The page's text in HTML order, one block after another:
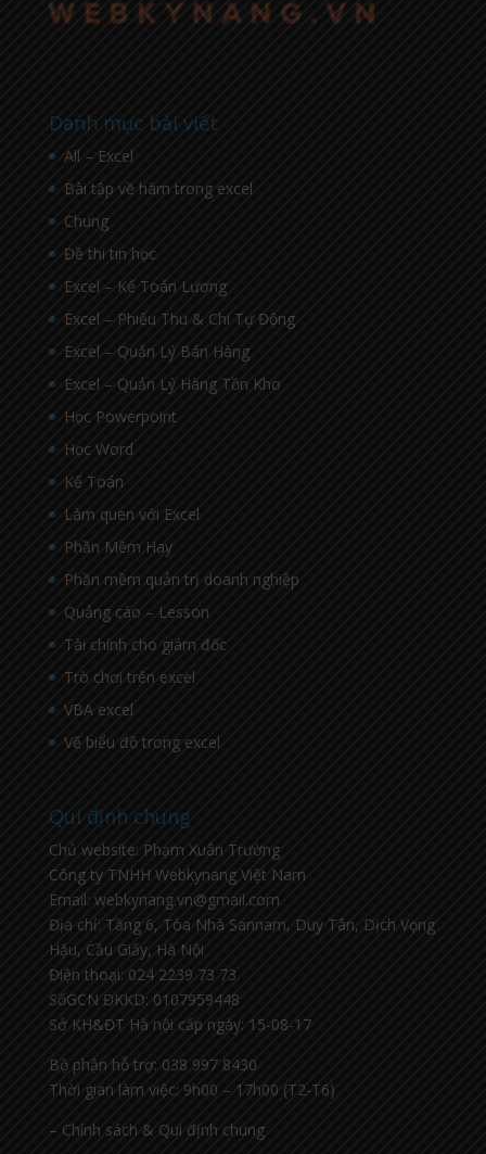
Danh mục bài viết
All – Excel
Bài tập về hàm trong excel
Chung
Đề thi tin học
Excel – Kế Toán Lương
Excel – Phiếu Thu & Chi Tự Động
Excel – Quản Lý Bán Hàng
Excel – Quản Lý Hàng Tồn Kho
Học Powerpoint
Học Word
Kế Toán
Làm quen với Excel
Phần Mềm Hay
Phần mềm quản trị doanh nghiệp
Quảng cáo – Lesson
Tài chính cho giám đốc
Trò chơi trên excel
VBA excel
Vẽ biểu đồ trong excel
Qui định chung
Chủ website: Phạm Xuân Trường
Công ty TNHH Webkynang Việt Nam
Email: webkynang.vn@gmail.com
Địa chỉ: Tầng 6, Tòa Nhà Sannam, Duy Tân, Dịch Vọng
Hậu, Cầu Giấy, Hà Nội
Điện thoại: 024 2239 73 73
SốGCN ĐKKD: 0107959448
Sở KH&ĐT Hà nội cấp ngày: 15-08-17
Bộ phận hỗ trợ: 038 997 8430
Thời gian làm việc: 9h00 – 17h00 (T2-T6)
– Chính sách & Qui định chung